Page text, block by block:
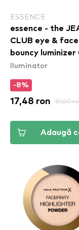
ESSENCE
essence - the
CLUB eye & face
bouncy luminizer
Iluminator
-8%
17,48 ron 19,00
Adaugă